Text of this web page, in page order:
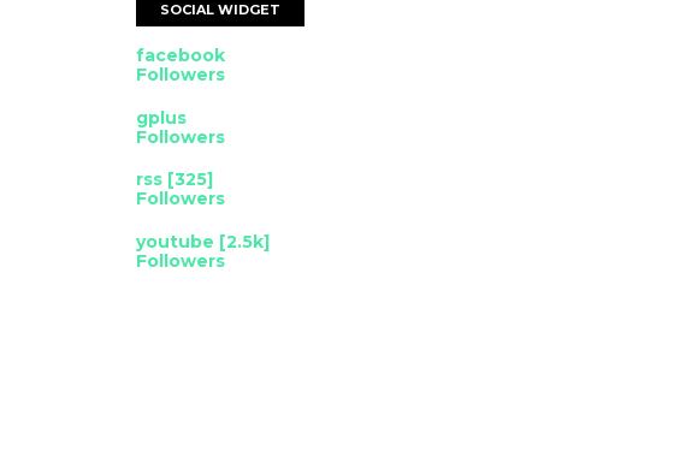
SOCIAL WIDGET
facebook
Followers
gplus
Followers
rss [325]
Followers
youtube [2.5k]
Followers